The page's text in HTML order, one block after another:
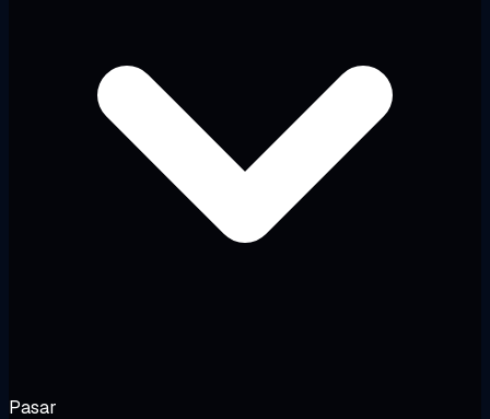
Pasar